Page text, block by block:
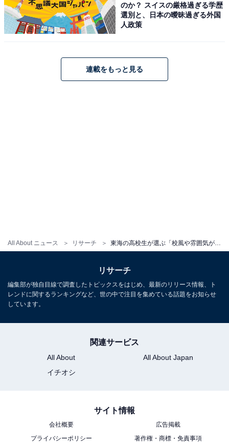
All About ニュース リサーチ
位は「筑波大学」、1位は？
・
東海の高校生が選ぶ「志願したい大学」ランキング！ 2
東海の女子高校生が「志願したい大学」ランキング！ 3
のか？ スイスの厳格過ぎる学歴
選別と、日本の曖昧過ぎる外国
人政策
連載をもっと見る
リサーチ
編集部が独自目線で調査したトピックスをはじめ、最新のリリース情報、ト
レンドに関するランキングなど、世の中で注目を集めている話題をお知らせ
しています。
関連サービス
All About
All About Japan
イチオシ
サイト情報
会社概要
広告掲載
プライバシーポリシー
著作権・商標・免責事項